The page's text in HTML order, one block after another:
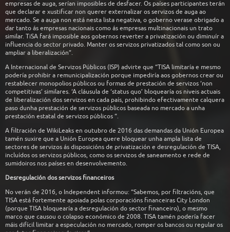
empresas de auga, serían imposibles de desfacer. Os países participantes terán
que declarar e xustificar non querer externalizar os servizos de auga ao
mercado. Se a auga non está nesta lista negativa, o goberno verase obrigado a
dar tanto ás empresas nacionais como ás empresas multinacionais un trato
similar. TiSA fará imposible aos gobernos reverter a privatización ou diminuír a
influencia do sector privado. Manter os servizos privatizados tal como son ou
ampliar a liberalización”.
A Internacional de Servizos Públicos (ISP) advirte que “TISA limitaría e mesmo
podería prohibir a remunicipalización porque impediría aos gobernos crear ou
restablecer monopolios públicos ou formas de prestación de servizos ‘non
competitivas’ similares. ‘A cláusula de ‘status quo’ bloquearía os niveis actuais
de liberalización dos servizos en cada país, prohibindo efectivamente calquera
paso dunha prestación de servizos públicos baseada no mercado a unha
prestación estatal de servizos públicos “.
A filtración de WikiLeaks en outubro de 2016 das demandas da Unión Europea
tamén suxire que a Unión Europea quere bloquear unha ampla lista de
sectores de servizos ás disposicións de privatización e desregulación de TISA,
incluídos os servizos públicos, como os servizos de saneamento e rede de
sumidoiros nos países en desenvolvemento.
Desregulación dos servizos financeiros
No verán de 2016, o Independent informou: “Sabemos, por filtracións, que
TISA está fortemente apoiada polas corporacións financeiras City London
(porque TISA bloquearía a desregulación do sector financeiro), o mesmo
marco que causou o colapso económico de 2008. TISA tamén podería facer
máis difícil limitar a especulación no mercado, romper os bancos ou regular os